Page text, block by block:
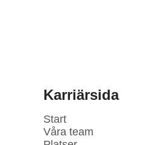
Karriärsida
Start
Våra team